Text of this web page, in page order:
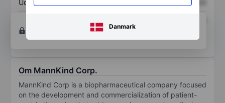
Danmark
Udbytte pr. aktie XXXXXXX
Opret konto
for at få adgang til flere diagrammer
og analyse værktøjer.
Om MannKind Corp.
MannKind Corp is a biopharmaceutical company focused
on the development and commercialization of patient-